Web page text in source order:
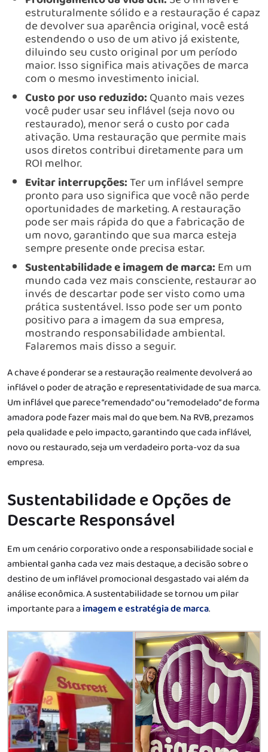
estruturalmente sólido e a restauração é capaz
de devolver sua aparência original, você está
estendendo o uso de um ativo já existente,
diluindo seu custo original por um período
maior. Isso significa mais ativações de marca
com o mesmo investimento inicial.
Custo por uso reduzido:Quanto mais vezes
você puder usar seu inflável (seja novo ou
restaurado), menor será o custo por cada
ativação. Uma restauração que permite mais
usos diretos contribui diretamente para um
ROI melhor.
Evitar interrupções:Ter um inflável sempre
pronto para uso significa que você não perde
oportunidades de marketing. A restauração
pode ser mais rápida do que a fabricação de
um novo, garantindo que sua marca esteja
sempre presente onde precisa estar.
Sustentabilidade e imagem de marca:Em um
mundo cada vez mais consciente, restaurar ao
invés de descartar pode ser visto como uma
prática sustentável. Isso pode ser um ponto
positivo para a imagem da sua empresa,
mostrando responsabilidade ambiental.
Falaremos mais disso a seguir.
A chave é ponderar se a restauração realmente devolverá ao
inflável o poder de atração e representatividade de sua marca.
Um inflável que parece “remendado” ou “remodelado” de forma
amadora pode fazer mais mal do que bem. Na RVB, prezamos
pela qualidade e pelo impacto, garantindo que cada inflável,
novo ou restaurado, seja um verdadeiro porta-voz da sua
empresa.
Sustentabilidade e Opções de
Descarte Responsável
Em um cenário corporativo onde a responsabilidade social e
ambiental ganha cada vez mais destaque, a decisão sobre o
destino de um inflável promocional desgastado vai além da
análise econômica. A sustentabilidade se tornou um pilar
importante para a imagem e estratégia de marca.